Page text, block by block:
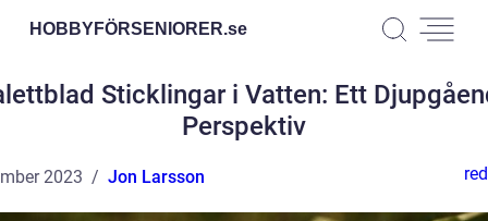
HOBBYFÖRSENIORER.se
Sticklingar i Vatten: Ett
Perspektiv
2023 Jon Larsson